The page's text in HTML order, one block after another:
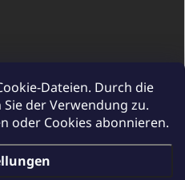
Dateien. Durch die
der Verwendung zu.
oder Cookies abonnieren.
UNICATO.at UNICATO.hu
UNICATOshop.de